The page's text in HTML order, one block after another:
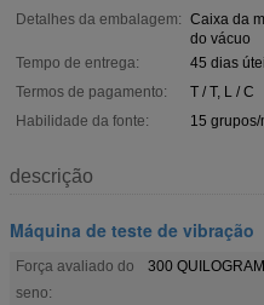
Detalhes da embalagem: Caixa da
do vácuo
Tempo de entrega:
45 dias
Termos de pagamento:
T / T, L / C
Habilidade da fonte:
15 grupos/
descrição
Máquina de teste de vibração
Força avaliado do
seno:
300